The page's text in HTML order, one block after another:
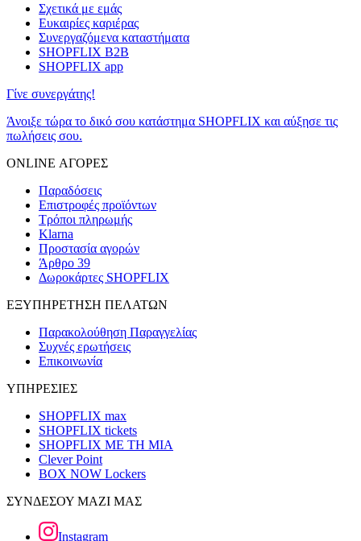
Σχετικά με εμάς
Ευκαιρίες καριέρας
Συνεργαζόμενα καταστήματα
SHOPFLIX B2B
SHOPFLIX app
Γίνε συνεργάτης!
Άνοιξε τώρα το δικό σου κατάστημα SHOPFLIX και αύξησε τις
πωλήσεις σου.
ONLINE ΑΓΟΡΕΣ
Παραδόσεις
Επιστροφές προϊόντων
Τρόποι πληρωμής
Klarna
Προστασία αγορών
Άρθρο 39
Δωροκάρτες SHOPFLIX
ΕΞΥΠΗΡΕΤΗΣΗ ΠΕΛΑΤΩΝ
Παρακολούθηση Παραγγελίας
Συχνές ερωτήσεις
Επικοινωνία
ΥΠΗΡΕΣΙΕΣ
SHOPFLIX max
SHOPFLIX tickets
SHOPFLIX ΜΕ ΤΗ ΜΙΑ
Clever Point
BOX NOW Lockers
ΣΥΝΔΕΣΟΥ ΜΑΖΙ ΜΑΣ
Instagram